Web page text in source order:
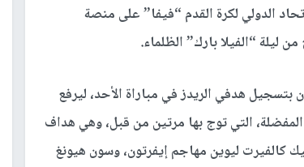
الاتحاد الدولي لكرة القدم “فيفا” على منصة
ليلة “الفيلا بارك” الظلماء.
هدفي الريدز في مباراة الأحد، ليرفع
التي توج بها مرتين من قبل، وهي هداف
كالفيرت ليوين مهاجم إيفرتون، وسون هيونغ